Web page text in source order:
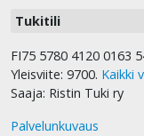
Tukitili
FI75 5780 4120 0163
Yleisviite: 9700. Kaikki
Saaja: Ristin Tuki ry
Palvelunkuvaus